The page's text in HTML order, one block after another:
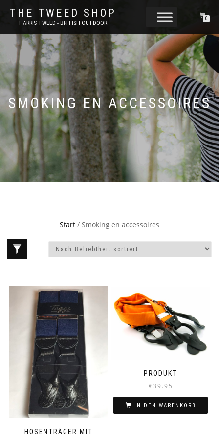
THE TWEED SHOP
HARRIS TWEED - BRITISH OUTDOOR
0
SMOKING EN ACCESSOIRES
Start / Smoking en accessoires
HOSENTRÄGER MIT
PRODUKT
€39.95
IN DEN WARENKORB